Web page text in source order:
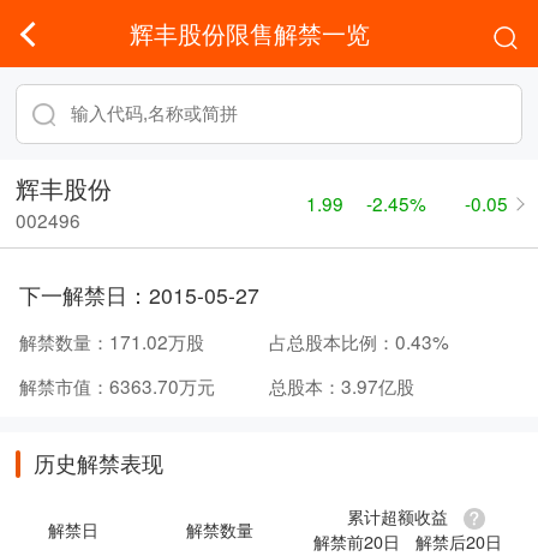
辉丰股份限售解禁一览
辉丰股份
002496
1.99 -2.45% -0.05
下一解禁日： 2015-05-27
解禁数量： 171.02万股 占总股本比例： 0.43%
解禁市值： 6363.70万元 总股本： 3.97亿股
历史解禁表现
解禁日 解禁数量
累计超额收益
解禁前20日
解禁后20日